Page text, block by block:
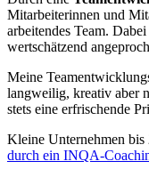
Mitarbeiterinnen und
arbeitendes Team.
wertschätzend
Meine
langweilig, kreativ aber
stets eine erfrischende
Kleine Unternehmen
durch ein INQA-